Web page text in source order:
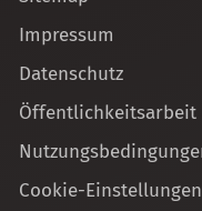
Impressum
Datenschutz
Öffentlichkeitsarbeit
Cookie-Einstellungen